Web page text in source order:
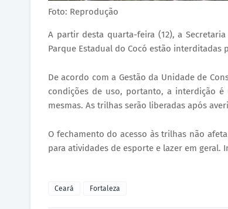
Foto: Reprodução
A partir desta quarta-feira (12), a
Parque Estadual do Cocó estão interditadas
De acordo com a Gestão da Unidade de
condições de uso, portanto, a interdição é
mesmas. As trilhas serão liberadas após
O fechamento do acesso às trilhas não
para atividades de esporte e lazer em geral.
Ceará Fortaleza